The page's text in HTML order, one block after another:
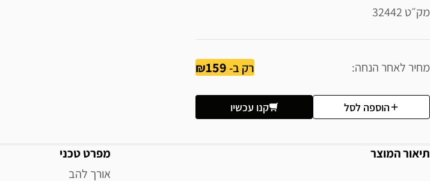
מק״ט 32442
מחיר לאחר הנחה רק ב-159
הוספה לסל קנו עכשיו
תיאור המוצר מידע נוסף
מפרט טכני